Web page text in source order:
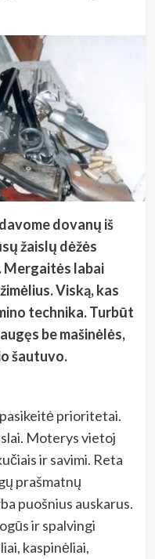
dovanų iš
žaislų dėžės
Mergaitės labai
Viską, kas
technika. Turbūt
be mašinėlės,
šautuvo.
prioritetai.
Moterys vietoj
ir savimi. Reta
prašmatnų
puošnius auskarus.
ir spalvingi
kaspinėliai,